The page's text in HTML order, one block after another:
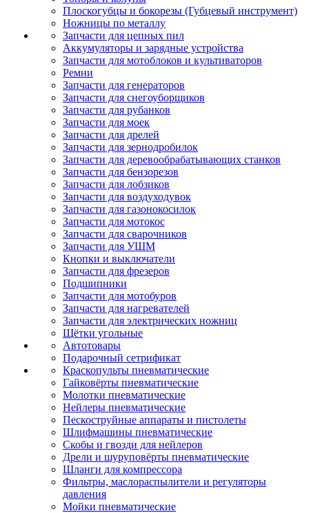
Плоскогубцы и бокорезы (Губцевый инструмент)
Ножницы по металлу
Запчасти для цепных пил
Аккумуляторы и зарядные устройства
Запчасти для мотоблоков и культиваторов
Ремни
Запчасти для генераторов
Запчасти для снегоуборщиков
Запчасти для рубанков
Запчасти для моек
Запчасти для дрелей
Запчасти для зернодробилок
Запчасти для деревообрабатывающих станков
Запчасти для бензорезов
Запчасти для лобзиков
Запчасти для воздуходувок
Запчасти для газонокосилок
Запчасти для мотокос
Запчасти для сварочников
Запчасти для УШМ
Кнопки и выключатели
Запчасти для фрезеров
Подшипники
Запчасти для мотобуров
Запчасти для нагревателей
Запчасти для электрических ножниц
Щётки угольные
Автотовары
Подарочный сетрификат
Краскопульты пневматические
Гайковёрты пневматические
Молотки пневматические
Нейлеры пневматические
Пескоструйные аппараты и пистолеты
Шлифмашины пневматические
Скобы и гвозди для нейлеров
Дрели и шуруповёрты пневматические
Шланги для компрессора
Фильтры, маслораспылители и регуляторы
давления
Мойки пневматические